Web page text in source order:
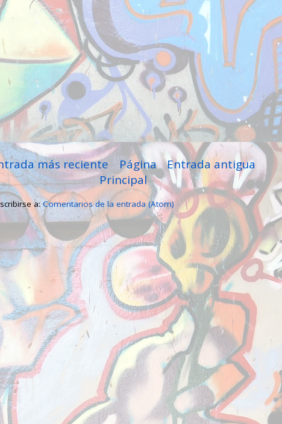
más reciente Entrada antigua
Página
Principal
a:Comentarios de la entrada (Atom)